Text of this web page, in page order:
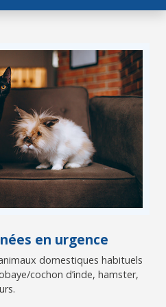
en urgence
domestiques habituels
cochon d’inde, hamster,